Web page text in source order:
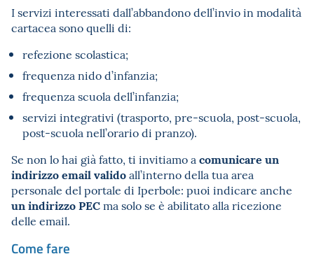
I servizi interessati dall’abbandono dell’invio in modalità
cartacea sono quelli di:
refezione scolastica;
frequenza nido d’infanzia;
frequenza scuola dell’infanzia;
servizi integrativi (trasporto, pre-scuola, post-scuola,
post-scuola nell’orario di pranzo).
Se non lo hai già fatto, ti invitiamo acomunicare un
indirizzo email validoall’interno della tua area
personale del portale di Iperbole: puoi indicare anche
un indirizzo PECma solo se è abilitato alla ricezione
delle email.
Come fare